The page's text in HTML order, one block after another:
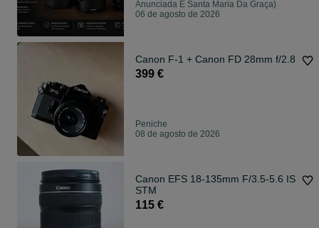
Anunciada E Santa Maria Da Graça)
06 de agosto de 2026
Canon F-1 + Canon FD 28mm f/2.8
399 €
Peniche
08 de agosto de 2026
Canon EFS 18-135mm F/3.5-5.6 IS
STM
115 €